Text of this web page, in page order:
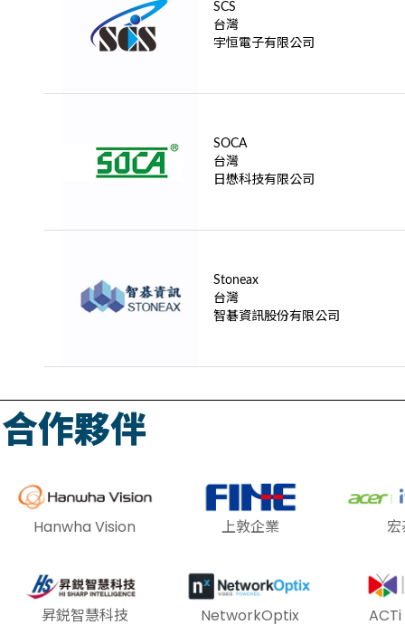
SCS
台灣
宇恒電子有限公司
SOCA
台灣
日懋科技有限公司
Stoneax
台灣
智碁資訊股份有限公司
合作夥伴
Hanwha Vision 上敦企業
昇鋭智慧科技 NetworkOptix ACTi